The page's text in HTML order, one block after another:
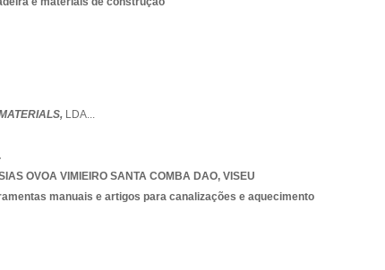
LDA...
OVOA VIMIEIRO SANTA COMBA DAO, VISEU
manuais e artigos para canalizações e aquecimento